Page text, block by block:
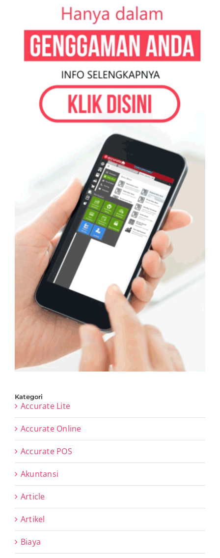
Kategori
Accurate Lite
Accurate Online
Accurate POS
Akuntansi
Article
Artikel
Biaya